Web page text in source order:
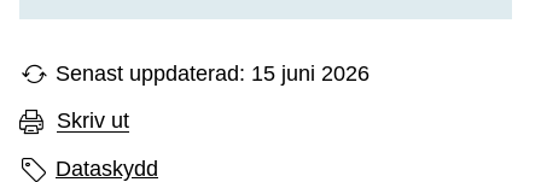
Senast uppdaterad: 15 juni 2026
Skriv ut
Sidans etiketter
Dataskydd